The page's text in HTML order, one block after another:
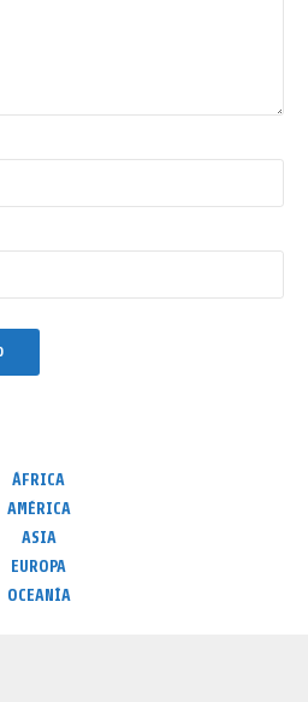
ÁFRICA
AMÉRICA
ASIA
EUROPA
OCEANÍA